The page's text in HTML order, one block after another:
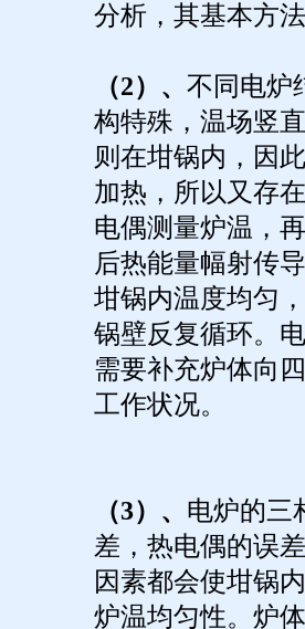
分析，其基本方
（2）、 不同电炉
构特殊，温场竖
则在坩锅内，因
加热，所以又存
电偶测量炉温，
后热能量幅射传
坩锅内温度均匀
锅壁反复循环。
需要补充炉体向
工作状况。
（3）、 电炉的三
差，热电偶的误
因素都会使坩锅
炉温均匀性。炉